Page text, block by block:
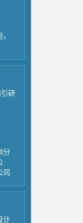
研
分
计